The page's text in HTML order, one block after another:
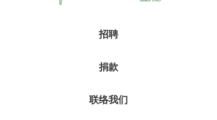
招聘
捐款
联络我们